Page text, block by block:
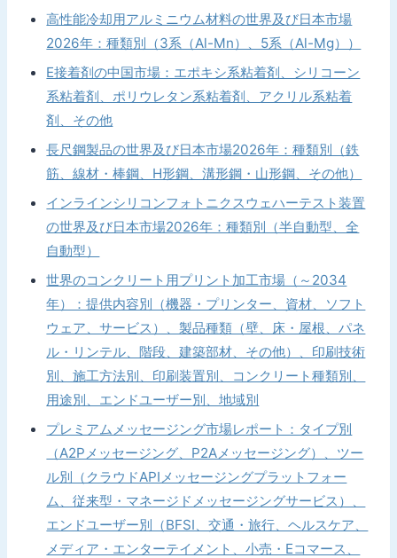
高性能冷却用アルミニウム材料の世界及び日本市場
2026年：種類別（3系（Al-Mn）、5系（Al-Mg））
E接着剤の中国市場：エポキシ系粘着剤、シリコーン
系粘着剤、ポリウレタン系粘着剤、アクリル系粘着
剤、その他
長尺鋼製品の世界及び日本市場2026年：種類別（鉄
筋、線材・棒鋼、H形鋼、溝形鋼・山形鋼、その他）
インラインシリコンフォトニクスウェハーテスト装置
の世界及び日本市場2026年：種類別（半自動型、全
自動型）
世界のコンクリート用プリント加工市場（～2034
年）：提供内容別（機器・プリンター、資材、ソフト
ウェア、サービス）、製品種類（壁、床・屋根、パネ
ル・リンテル、階段、建築部材、その他）、印刷技術
別、施工方法別、印刷装置別、コンクリート種類別、
用途別、エンドユーザー別、地域別
プレミアムメッセージング市場レポート：タイプ別
（A2Pメッセージング、P2Aメッセージング）、ツー
ル別（クラウドAPIメッセージングプラットフォー
ム、従来型・マネージドメッセージングサービス）、
エンドユーザー別（BFSI、交通・旅行、ヘルスケア、
メディア・エンターテイメント、小売・Eコマース、